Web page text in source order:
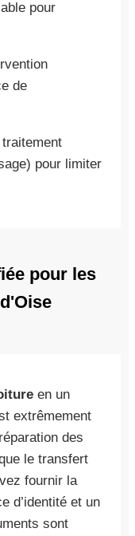
pour
de
pour limiter
pour les
en un
extrêmement
des
le transfert
fournir la
d’identité et un
sont